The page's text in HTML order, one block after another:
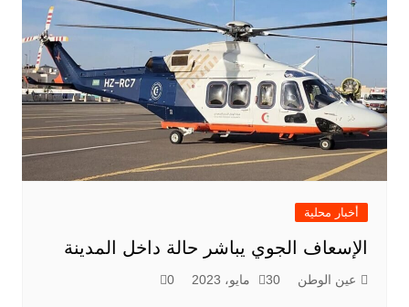
أخبار محلية
الإسعاف الجوي يباشر حالة داخل المدينة
عين الوطن 30 مايو، 2023 0